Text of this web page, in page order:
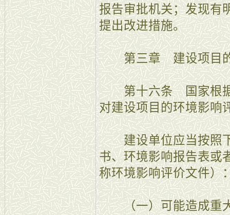
报告审批机关；发现有
提出改进措施。
第三章 建设项目的
第十六条 国家根据
对建设项目的环境影响
建设单位应当按照下
书、环境影响报告表或
称环境影响评价文件）
（一）可能造成重大